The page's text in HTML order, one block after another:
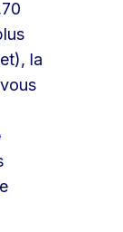
la